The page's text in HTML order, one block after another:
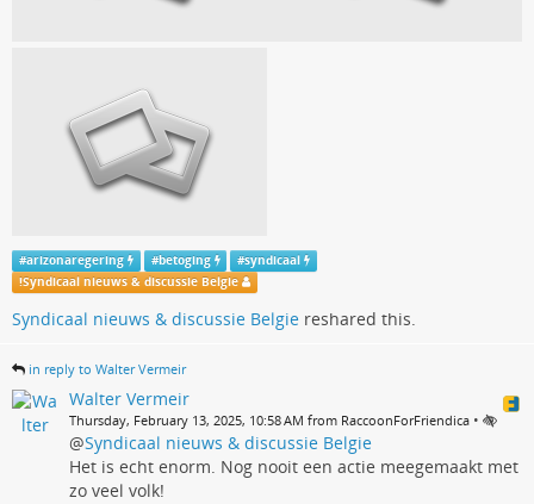
#arizonaregering #betoging #syndicaal
!Syndicaal nieuws & discussie Belgie
Syndicaal nieuws & discussie Belgie reshared this.
in reply to Walter Vermeir
Walter Vermeir
Thursday, February 13, 2025, 10:58 AM from RaccoonForFriendica •
@Syndicaal nieuws & discussie Belgie
Het is echt enorm. Nog nooit een actie meegemaakt met
zo veel volk!